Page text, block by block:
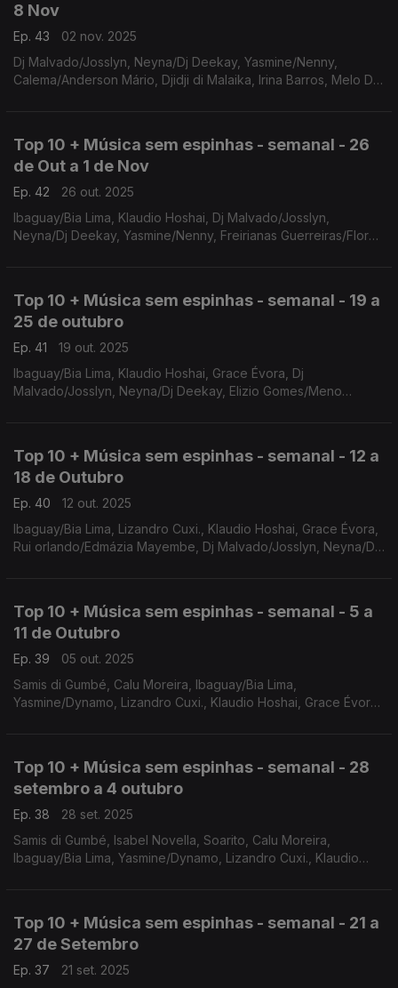
8 Nov
Ep. 43
02 nov. 2025
Dj Malvado/Josslyn, Neyna/Dj Deekay, Yasmine/Nenny,
Calema/Anderson Mário, Djidji di Malaika, Irina Barros, Melo D,
Top 10 + Música sem espinhas - semanal - 26
de Out a 1 de Nov
Ep. 42
26 out. 2025
Ibaguay/Bia Lima, Klaudio Hoshai, Dj Malvado/Josslyn,
Neyna/Dj Deekay, Yasmine/Nenny, Freirianas Guerreiras/Flor
Top 10 + Música sem espinhas - semanal - 19 a
25 de outubro
Ep. 41
19 out. 2025
Ibaguay/Bia Lima, Klaudio Hoshai, Grace Évora, Dj
Malvado/Josslyn, Neyna/Dj Deekay, Elizio Gomes/Meno
Top 10 + Música sem espinhas - semanal - 12 a
18 de Outubro
Ep. 40
12 out. 2025
Ibaguay/Bia Lima, Lizandro Cuxi., Klaudio Hoshai, Grace Évora,
Rui orlando/Edmázia Mayembe, Dj Malvado/Josslyn, Neyna/Dj
Top 10 + Música sem espinhas - semanal - 5 a
11 de Outubro
Ep. 39
05 out. 2025
Samis di Gumbé, Calu Moreira, Ibaguay/Bia Lima,
Yasmine/Dynamo, Lizandro Cuxi., Klaudio Hoshai, Grace Évora,
Top 10 + Música sem espinhas - semanal - 28
setembro a 4 outubro
Ep. 38
28 set. 2025
Samis di Gumbé, Isabel Novella, Soarito, Calu Moreira,
Ibaguay/Bia Lima, Yasmine/Dynamo, Lizandro Cuxi., Klaudio
Top 10 + Música sem espinhas - semanal - 21 a
27 de Setembro
Ep. 37
21 set. 2025